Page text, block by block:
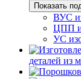
Показать
ВУС
ЦПП
УС
деталей из